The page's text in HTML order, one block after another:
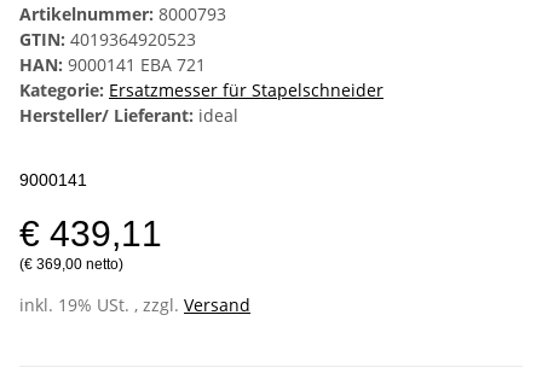
Artikelnummer: 8000793
GTIN: 4019364920523
HAN: 9000141 EBA 721
Kategorie: Ersatzmesser für Stapelschneider
Hersteller/ Lieferant: ideal
9000141
€ 439,11
(€ 369,00 netto)
inkl. 19% USt. , zzgl. Versand